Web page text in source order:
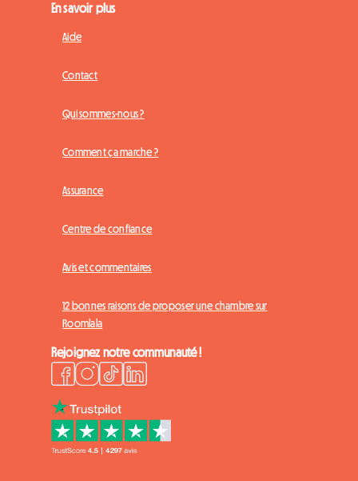
En savoir plus
Aide
Contact
Qui sommes-nous ?
Comment ça marche ?
Assurance
Centre de confiance
Avis et commentaires
12 bonnes raisons de proposer une chambre sur
Roomlala
Rejoignez notre communauté !